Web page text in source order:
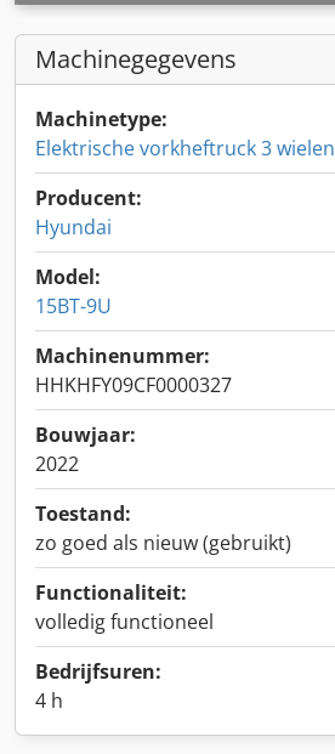
Machinegegevens
Machinetype:
Elektrische vorkheftruck 3 wielen
Producent:
Hyundai
Model:
15BT-9U
Machinenummer:
HHKHFY09CF0000327
Bouwjaar:
2022
Toestand:
zo goed als nieuw (gebruikt)
Functionaliteit:
volledig functioneel
Bedrijfsuren:
4 h